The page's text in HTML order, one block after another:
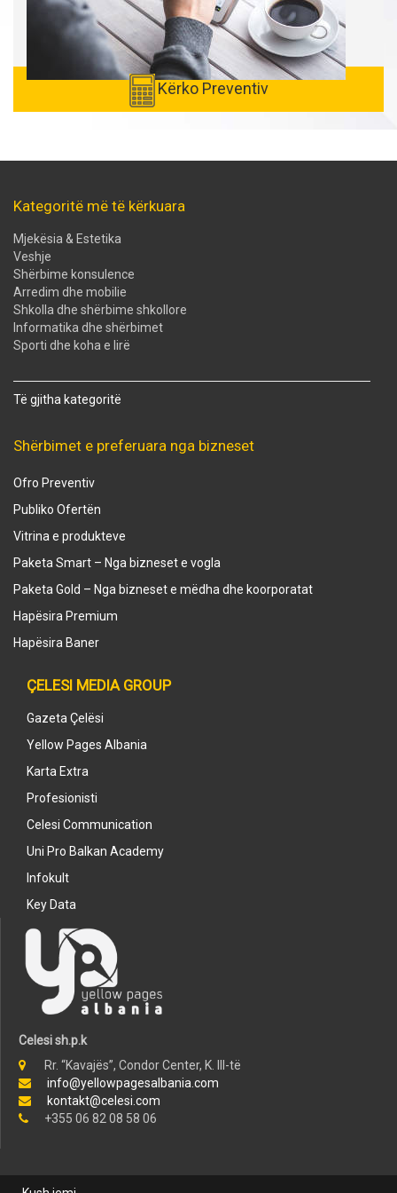
Kërko Preventiv
Kategoritë më të kërkuara
Mjekësia & Estetika
Veshje
Shërbime konsulence
Arredim dhe mobilie
Shkolla dhe shërbime shkollore
Informatika dhe shërbimet
Sporti dhe koha e lirë
Të gjitha kategoritë
Shërbimet e preferuara nga bizneset
Ofro Preventiv
Publiko Ofertën
Vitrina e produkteve
Paketa Smart – Nga bizneset e vogla
Paketa Gold – Nga bizneset e mëdha dhe koorporatat
Hapësira Premium
Hapësira Baner
ÇELESI MEDIA GROUP
Gazeta Çelësi
Yellow Pages Albania
Karta Extra
Profesionisti
Celesi Communication
Uni Pro Balkan Academy
Infokult
Key Data
Celesi sh.p.k
Rr. “Kavajës”, Condor Center, K. III-të
info@yellowpagesalbania.com
kontakt@celesi.com
+355 06 82 08 58 06